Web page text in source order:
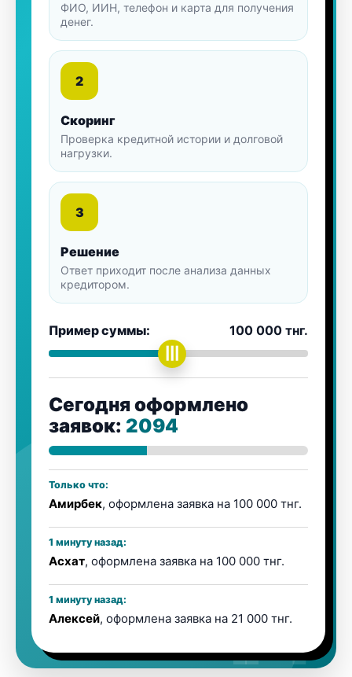
ФИО, ИИН, телефон и карта для получения
денег.
2
Скоринг
Проверка кредитной истории и долговой
нагрузки.
3
Решение
Ответ приходит после анализа данных
кредитором.
Пример суммы:
100 000 тнг.
Сегодня оформлено
заявок: 2094
Только что:
Амирбек, оформлена заявка на 100 000 тнг.
1 минуту назад:
Асхат, оформлена заявка на 100 000 тнг.
1 минуту назад:
Алексей, оформлена заявка на 21 000 тнг.